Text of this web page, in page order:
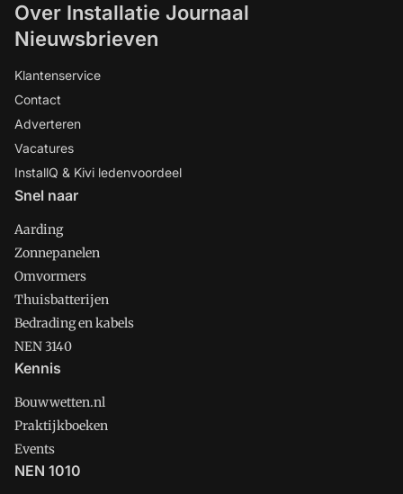
Over Installatie Journaal
Nieuwsbrieven
Klantenservice
Contact
Adverteren
Vacatures
InstallQ & Kivi ledenvoordeel
Snel naar
Aarding
Zonnepanelen
Omvormers
Thuisbatterijen
Bedrading en kabels
NEN 3140
Kennis
Bouwwetten.nl
Praktijkboeken
Events
NEN 1010